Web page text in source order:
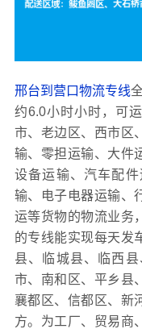
邢台到营口物流专线
约6.0小时小时，可
市、老边区、西市区
输、零担运输、大件
设备运输、汽车配
输、电子电器运输、
运等货物的物流业务
的专线能实现每天发
县、临城县、临西
市、南和区、平乡县
襄都区、信都区、新
方。为工厂、贸易商